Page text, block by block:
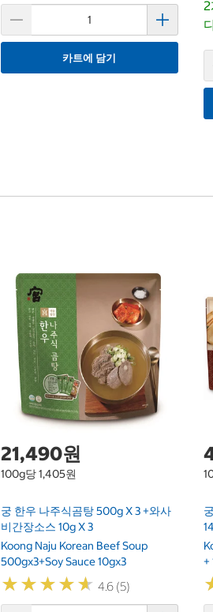
카트에 담기
2
21,490원
100g당 1,405원
궁 한우 나주식곰탕 500g X 3 +와사
비간장소스 10g X 3
Koong Naju Korean Beef Soup
500gx3+Soy Sauce 10gx3
★★★★★
★★★★★ 4.6 (5)
+